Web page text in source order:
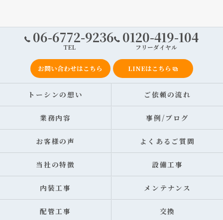
06-6772-9236
TEL
0120-419-104
フリーダイヤル
お問い合わせはこちら LINEはこちら
トーシンの想い ご依頼の流れ
業務内容 事例/ブログ
お客様の声 よくあるご質問
当社の特徴 設備工事
内装工事 メンテナンス
配管工事 交換